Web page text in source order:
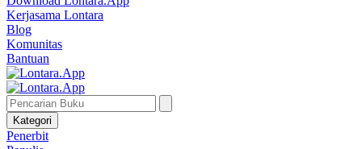
Kerjasama Lontara
Blog
Komunitas
Bantuan
Kategori
Penerbit